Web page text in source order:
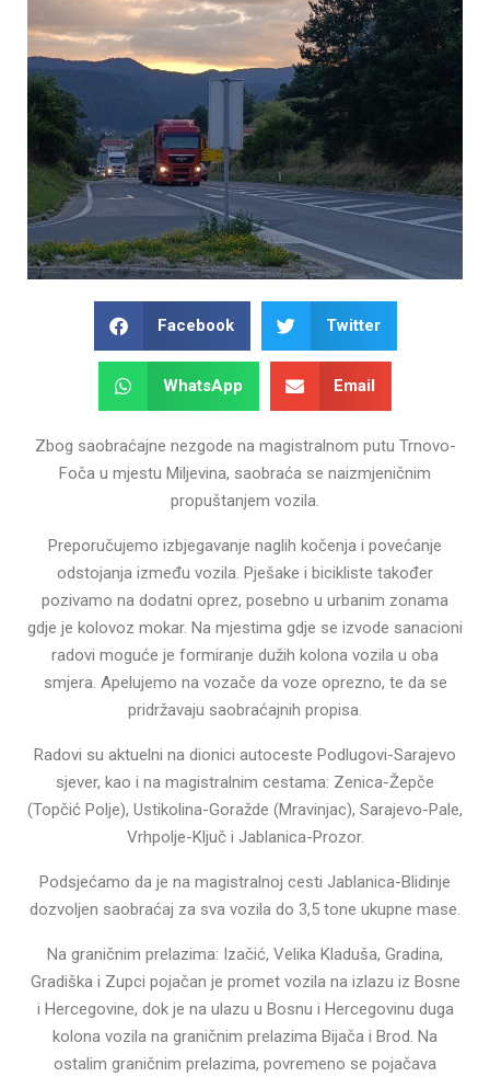
Facebook Twitter
WhatsApp Email
Zbog saobraćajne nezgode na magistralnom putu Trnovo-
Foča u mjestu Miljevina, saobraća se naizmjeničnim
propuštanjem vozila.
Preporučujemo izbjegavanje naglih kočenja i povećanje
odstojanja između vozila. Pješake i bicikliste također
pozivamo na dodatni oprez, posebno u urbanim zonama
gdje je kolovoz mokar. Na mjestima gdje se izvode sanacioni
radovi moguće je formiranje dužih kolona vozila u oba
smjera. Apelujemo na vozače da voze oprezno, te da se
pridržavaju saobraćajnih propisa.
Radovi su aktuelni na dionici autoceste Podlugovi-Sarajevo
sjever, kao i na magistralnim cestama: Zenica-Žepče
(Topčić Polje), Ustikolina-Goražde (Mravinjac), Sarajevo-Pale,
Vrhpolje-Ključ i Jablanica-Prozor.
Podsjećamo da je na magistralnoj cesti Jablanica-Blidinje
dozvoljen saobraćaj za sva vozila do 3,5 tone ukupne mase.
Na graničnim prelazima: Izačić, Velika Kladuša, Gradina,
Gradiška i Zupci pojačan je promet vozila na izlazu iz Bosne
i Hercegovine, dok je na ulazu u Bosnu i Hercegovinu duga
kolona vozila na graničnim prelazima Bijača i Brod. Na
ostalim graničnim prelazima, povremeno se pojačava